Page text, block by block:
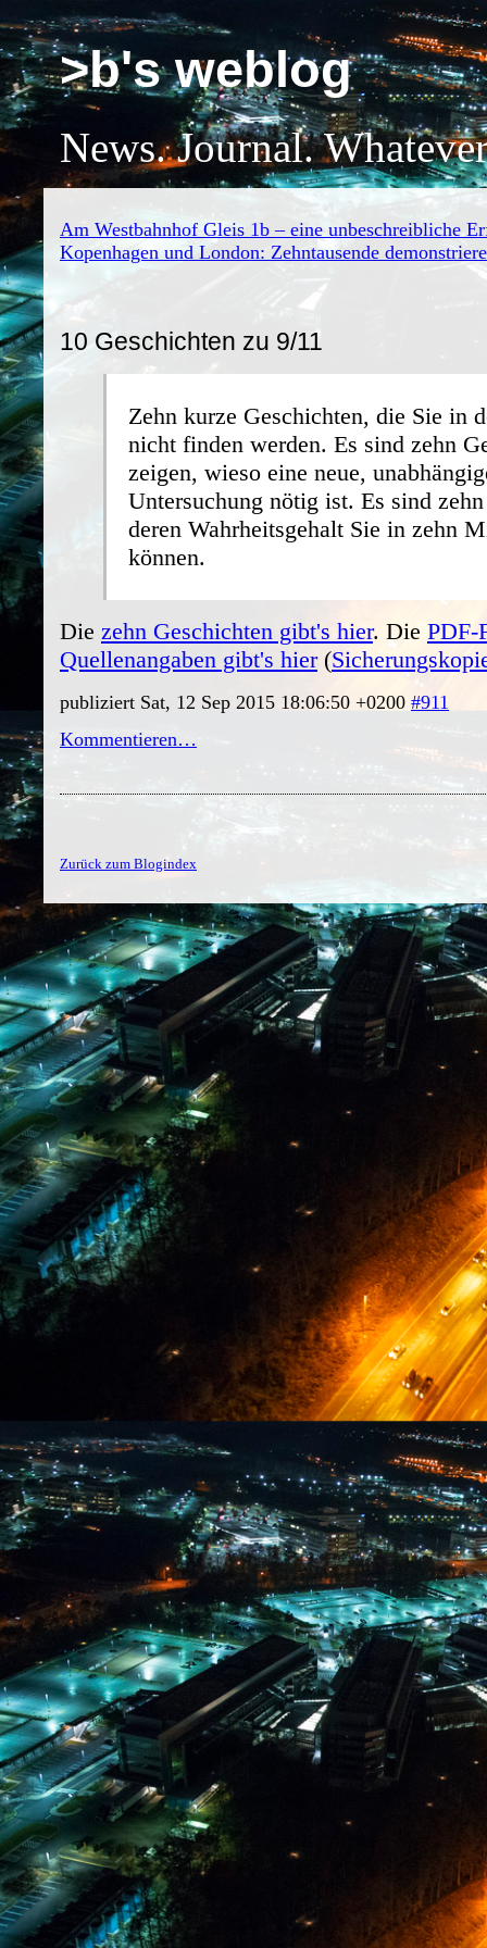
>b's weblog
News. Journal.
Am Westbahnhof Gleis 1b – eine unbeschreibliche
Kopenhagen und London: Zehntausende
10 Geschichten zu 9/11
Zehn kurze Geschichten, die Sie in
nicht finden werden. Es sind zehn
zeigen, wieso eine neue,
Untersuchung nötig ist. Es sind
deren Wahrheitsgehalt Sie in zehn
können.
Die zehn Geschichten gibt's hier. Die PDF-
Quellenangaben gibt's hier(
publiziert Sat, 12 Sep 2015 18:06:50 +0200 #911
Kommentieren…
Zurück zum Blogindex